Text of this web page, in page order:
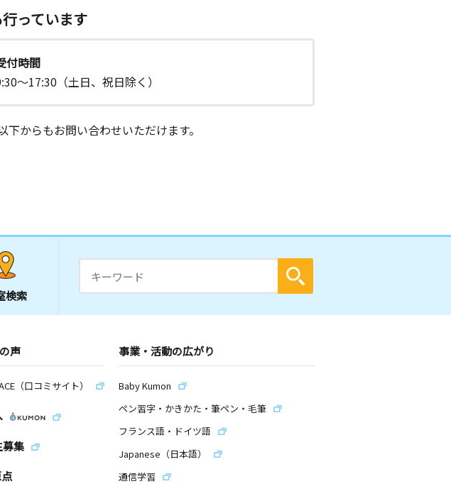
行っています
付時間
～17:30（土日、祝日除く）
からもお問い合わせいただけます。
検索
声
（口コミサイト）
募集
事業・活動の広がり
Baby Kumon
ペン習字・かきかた・筆ペン・毛筆
フランス語・ドイツ語
Japanese（日本語）
通信学習